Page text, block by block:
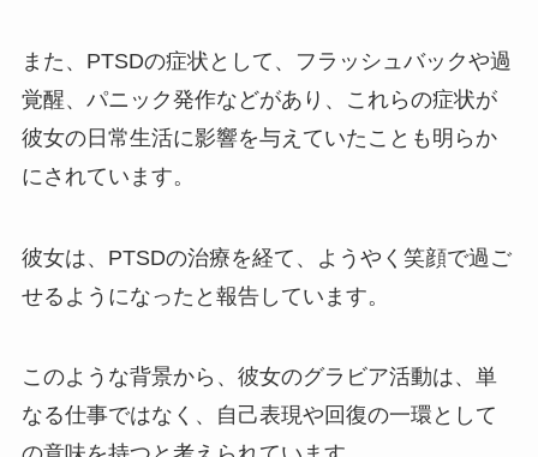
また、PTSDの症状として、フラッシュバックや過
覚醒、パニック発作などがあり、これらの症状が
彼女の日常生活に影響を与えていたことも明らか
にされています。
彼女は、PTSDの治療を経て、ようやく笑顔で過ご
せるようになったと報告しています。
このような背景から、彼女のグラビア活動は、単
なる仕事ではなく、自己表現や回復の一環として